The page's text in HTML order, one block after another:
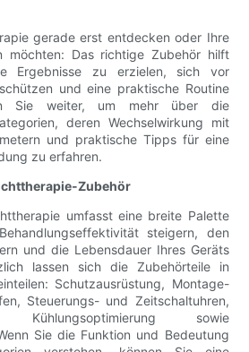
gerade erst entdecken oder Ihre
möchten: Das richtige Zubehör hilft
Ergebnisse zu erzielen, sich vor
und eine praktische Routine
Sie weiter, um mehr über die
deren Wechselwirkung mit
und praktische Tipps für eine
zu erfahren.
Zubehör
umfasst eine breite Palette
steigern, den
und die Lebensdauer Ihres Geräts
lassen sich die Zubehörteile in
Schutzausrüstung, Montage-
Steuerungs- und Zeitschaltuhren,
sowie
Sie die Funktion und Bedeutung